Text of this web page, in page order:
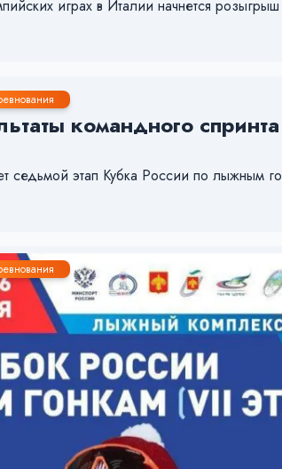
играх в Италии начнется
14
командного
седьмой этап Кубка России по